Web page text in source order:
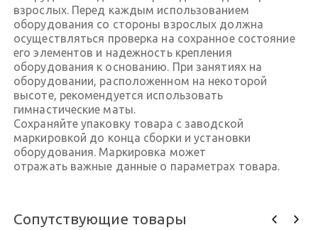
взрослых. Перед каждым использованием
оборудования со стороны взрослых должна
осуществляться проверка на сохранное состояние
его элементов и надежность крепления
оборудования к основанию. При занятиях на
оборудовании, расположенном на некоторой
высоте, рекомендуется использовать
гимнастические маты.
Сохраняйте упаковку товара с заводской
маркировкой до конца сборки и установки
оборудования. Маркировка может
отражать важные данные о параметрах товара.
Сопутствующие товары